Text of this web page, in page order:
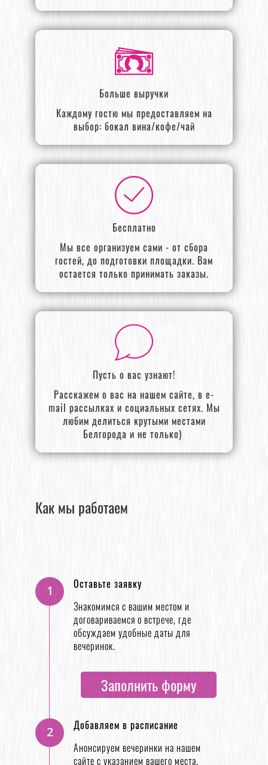
Больше выручки
Каждому гостю мы предоставляем на
выбор: бокал вина/кофе/чай
Бесплатно
Мы все организуем сами - от сбора
гостей, до подготовки площадки. Вам
остается только принимать заказы.
Пусть о вас узнают!
Расскажем о вас на нашем сайте, в e-
mail рассылках и социальных сетях. Мы
любим делиться крутыми местами
Белгорода и не только)
Как мы работаем
1
Оставьте заявку
Знакомимся с вашим местом и
договариваемся о встрече, где
обсуждаем удобные даты для
вечеринок.
Заполнить форму
2
Добавляем в расписание
Анонсируем вечеринки на нашем
сайте с указанием вашего места,